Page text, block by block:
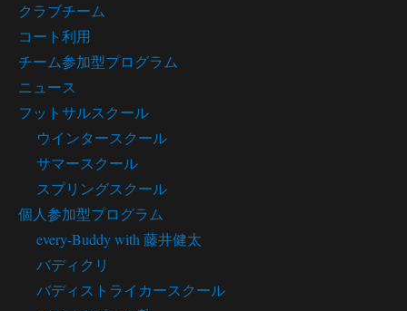
クラブチーム
コート利用
チーム参加型プログラム
ニュース
フットサルスクール
ウインタースクール
サマースクール
スプリングスクール
個人参加型プログラム
every-Buddy with 藤井健太
バディクリ
バディストライカースクール